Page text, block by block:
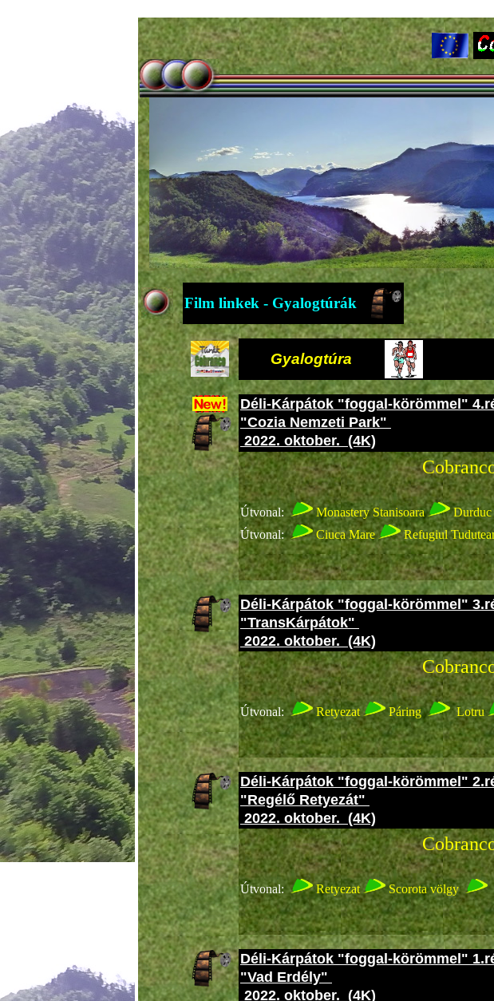
Film linkek - Gyalogtúrák
Gyalogtúra
Déli-Kárpátok "foggal-körömmel"
"Cozia Nemzeti Park"
2022. oktober. (4K)
Cobranco,
Útvonal: Monastery Stanisoara
Útvonal:
Ciuca Mare Refugiul
Déli-Kárpátok "foggal-körömmel"
"TransKárpátok"
2022. oktober. (4K)
Cobranco,
Útvonal: Retyezat Páring Lotru
Déli-Kárpátok "foggal-körömmel"
"Regélő Retyezát"
2022. oktober. (4K)
Cobranco,
Útvonal: Retyezat Scorota völgy
Déli-Kárpátok "foggal-körömmel"
"Vad Erdély"
2022. oktober. (4K)